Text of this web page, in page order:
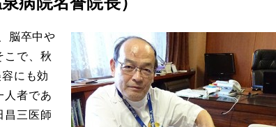
脳卒中や
こで、秋
にも効
人者であ
昌三医師